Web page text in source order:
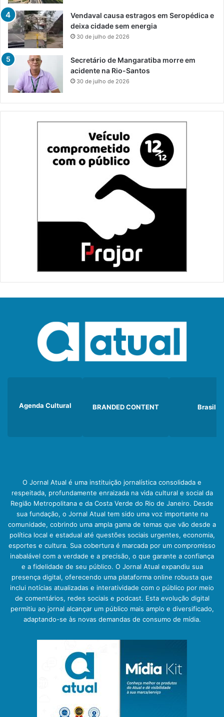
Vendaval causa estragos em Seropédica e
deixa cidade sem energia
30 de julho de 2026
Secretário de Mangaratiba morre em
acidente na Rio-Santos
30 de julho de 2026
Agenda Cultural BRANDED CONTENT Brasil
O Jornal Atual é uma instituição jornalística consolidada e
respeitada, profundamente enraizada na vida cultural e social da
Região Metropolitana e da Costa Verde do Rio de Janeiro. Desde
sua fundação, o Jornal Atual tem sido uma voz importante na
comunidade, cobrindo uma ampla gama de temas que vão desde a
política local e estadual até questões sociais urgentes, economia,
esportes e cultura. Sua cobertura é marcada por um compromisso
inabalável com a verdade e a precisão, o que garante a confiança
e a fidelidade de seu público. O Jornal Atual expandiu sua
presença digital, oferecendo uma plataforma online robusta que
inclui notícias atualizadas e interatividade com o público por meio
de comentários, redes sociais e podcast. Esta evolução digital
permitiu ao jornal alcançar um público mais amplo e diversificado,
adaptando-se às novas demandas de consumo de mídia.